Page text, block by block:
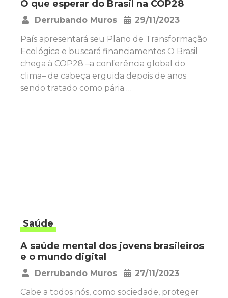
O que esperar do Brasil na COP28
Derrubando Muros
29/11/2023
País apresentará seu Plano de Transformação
Ecológica e buscará financiamentos O Brasil
chega à COP28 –a conferência global do
clima– de cabeça erguida depois de anos
sendo tratado como pária …
Saúde
A saúde mental dos jovens brasileiros
e o mundo digital
Derrubando Muros
27/11/2023
Cabe a todos nós, como sociedade, proteger